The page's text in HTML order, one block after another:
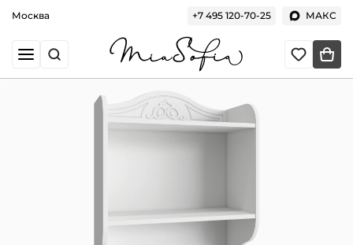
Москва +7 495 120-70-25 МАКС